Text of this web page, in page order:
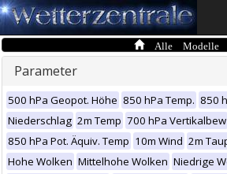
Alle Modelle
Parameter
500 hPa Geopot. Höhe 850 hPa Temp. 850
Niederschlag 2m Temp 700 hPa Vertikalbew
850 hPa Pot. Äquiv. Temp 10m Wind 2m
Hohe Wolken Mittelhohe Wolken Niedrige